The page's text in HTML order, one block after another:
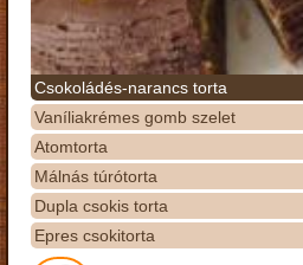
Csokoládés-narancs torta
Vaníliakrémes gomb szelet
Atomtorta
Málnás túrótorta
Dupla csokis torta
Epres csokitorta